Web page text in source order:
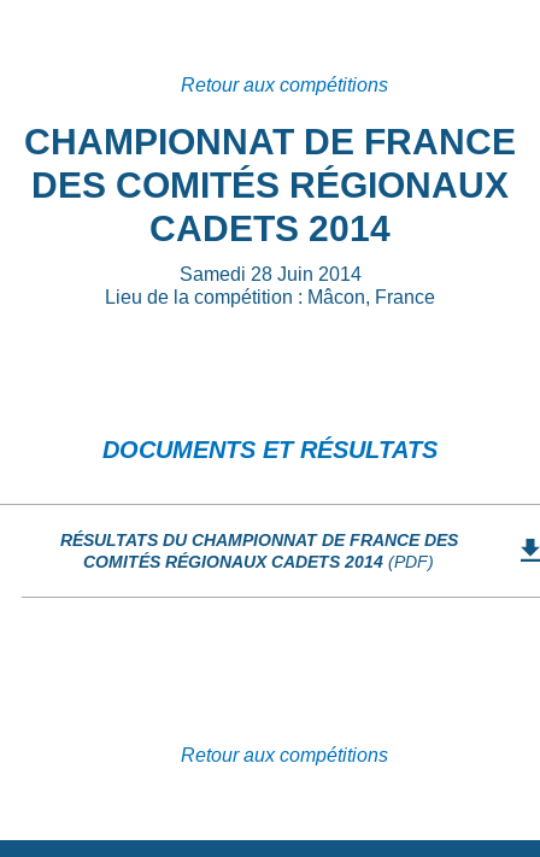
Retour aux compétitions
CHAMPIONNAT DE FRANCE
DES COMITÉS RÉGIONAUX
CADETS 2014
Samedi 28 Juin 2014
Lieu de la compétition : Mâcon, France
DOCUMENTS ET RÉSULTATS
RÉSULTATS DU CHAMPIONNAT DE FRANCE DES
COMITÉS RÉGIONAUX CADETS 2014 (PDF)
Retour aux compétitions